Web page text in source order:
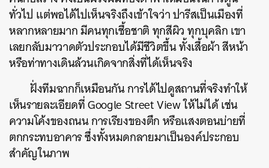
ทั่วไป แต่พอได้ไปเห็นจริงถึงเข้าใจว่า ปารีสเป็นเมืองที่
หลากหลายมาก มีคนทุกเชื้อชาติ ทุกสีผิว ทุกบุคลิก เขา
เลยกลับมาวาดตัวประกอบได้มีชีวิตขึ้น ทั้งเสื้อผ้า สีหน้า
หรือท่าทางเดินล้วนเกิดจากสิ่งที่ได้เห็นจริง
ฝั่งทีมฉากก็เหมือนกัน การได้ไปดูสถานที่จริงทำให้
เห็นรายละเอียดที่ Google Street View ให้ไม่ได้ เช่น
ความโค้งของถนน การเรียงของตึก หรือแสงตอนบ่ายที่
ตกกระทบอาคาร ซึ่งทั้งหมดกลายมาเป็นองค์ประกอบ
สำคัญในภาพ